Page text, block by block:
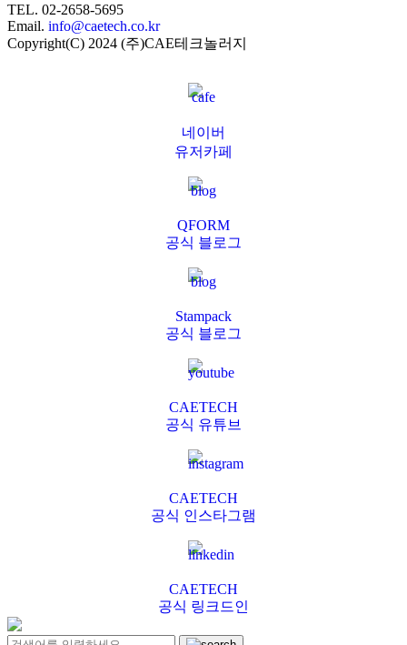
TEL. 02-2658-5695
Email. info@caetech.co.kr
Copyright(C) 2024 (주)CAE테크놀러지
네이버
유저카페
QFORM
공식 블로그
Stampack
공식 블로그
CAETECH
공식 유튜브
CAETECH
공식 인스타그램
CAETECH
공식 링크드인